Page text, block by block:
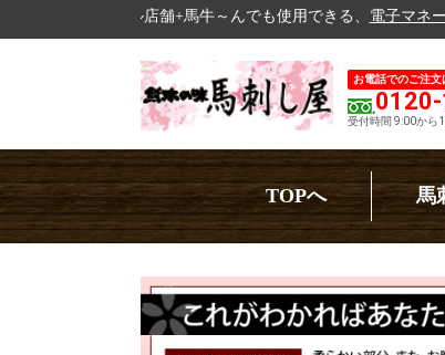
～んでも使用できる、電子マネー【Bmoney】の運用開始！！
お電話でのご注文
受付時間 9:00から
TOPへ 馬